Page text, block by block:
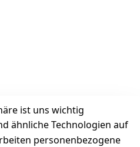
ist uns wichtig
ähnliche Technologien auf
personenbezogene